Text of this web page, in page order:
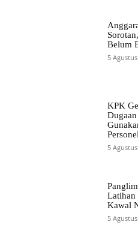
Belum
5
KPK
5
Latihan
Kawal
5